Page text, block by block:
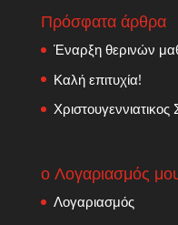
Πρόσφατα άρθρα
Έναρξη θερινών
Καλή επιτυχία!
Χριστουγεννιατικος
ο Λογαριασμός
Λογαριασμός